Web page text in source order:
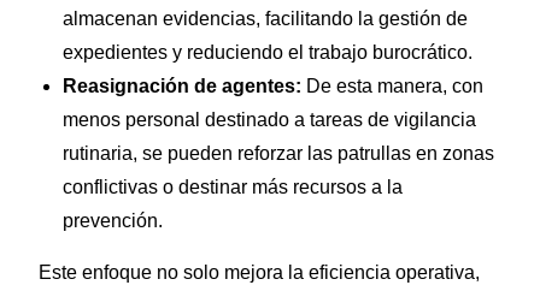
almacenan evidencias, facilitando la gestión de
expedientes y reduciendo el trabajo burocrático.
Reasignación de agentes: De esta manera, con
menos personal destinado a tareas de vigilancia
rutinaria, se pueden reforzar las patrullas en zonas
conflictivas o destinar más recursos a la
prevención.
Este enfoque no solo mejora la eficiencia operativa,